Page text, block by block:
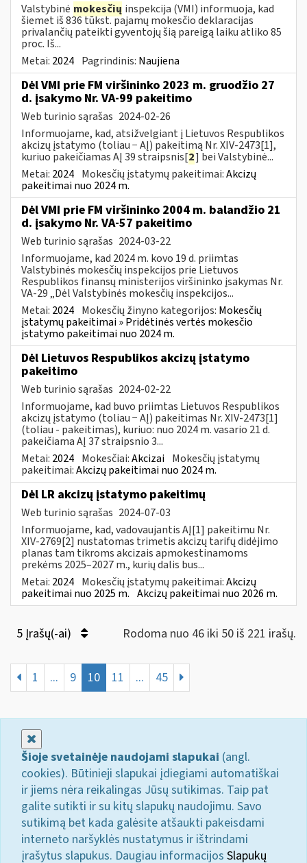
Valstybinė mokesčių inspekcija (VMI) informuoja, kad
šiemet iš 836 tūkst. pajamų mokesčio deklaracijas
privalančių pateikti gyventojų šią pareigą laiku atliko 85
proc. Iš...
Metai: 2024 Pagrindinis: Naujiena
Dėl VMI prie FM viršininko 2023 m. gruodžio 27
d. įsakymo Nr. VA-99 pakeitimo
Web turinio sąrašas 2024-02-26
Informuojame, kad, atsižvelgiant į Lietuvos Respublikos
akcizų įstatymo (toliau − AĮ) pakeitimą Nr. XIV-2473[1],
kuriuo pakeičiamas AĮ 39 straipsnis[2] bei Valstybinė...
Metai: 2024 Mokesčių įstatymų pakeitimai:Akcizų
pakeitimai nuo 2024 m.
Dėl VMI prie FM viršininko 2004 m. balandžio 21
d. įsakymo Nr. VA-57 pakeitimo
Web turinio sąrašas 2024-03-22
Informuojame, kad 2024 m. kovo 19 d. priimtas
Valstybinės mokesčių inspekcijos prie Lietuvos
Respublikos finansų ministerijos viršininko įsakymas Nr.
VA-29 „Dėl Valstybinės mokesčių inspekcijos...
Metai: 2024 Mokesčių žinyno kategorijos: Mokesčių
įstatymų pakeitimai » Pridėtinės vertės mokesčio
įstatymo pakeitimai nuo 2024 m.
Dėl Lietuvos Respublikos akcizų įstatymo
pakeitimo
Web turinio sąrašas 2024-02-22
Informuojame, kad buvo priimtas Lietuvos Respublikos
akcizų įstatymo (toliau − AĮ) pakeitimas Nr. XIV-2473[1]
(toliau - pakeitimas), kuriuo: nuo 2024 m. vasario 21 d.
pakeičiama AĮ 37 straipsnio 3...
Metai: 2024 Mokesčiai:Akcizai Mokesčių įstatymų
pakeitimai:Akcizų pakeitimai nuo 2024 m.
Dėl LR akcizų įstatymo pakeitimų
Web turinio sąrašas 2024-07-03
Informuojame, kad, vadovaujantis AĮ[1] pakeitimu Nr.
XIV-2769[2] nustatomas trimetis akcizų tarifų didėjimo
planas tam tikroms akcizais apmokestinamoms
prekėms 2025–2027 m., kurių dalis bus...
Metai: 2024 Mokesčių įstatymų pakeitimai:Akcizų
pakeitimai nuo 2025 m. Akcizų pakeitimai nuo 2026 m.
5 Įrašų(-ai) Rodoma nuo 46 iki 50 iš 221 irašų.
1 ... 9 10 11 ... 45
Šioje svetainėje naudojami slapukai (angl.
cookies). Būtinieji slapukai įdiegiami automatiškai
ir jiems nėra reikalingas Jūsų sutikimas. Taip pat
galite sutikti ir su kitų slapukų naudojimu. Savo
sutikimą bet kada galėsite atšaukti pakeisdami
interneto naršyklės nustatymus ir ištrindami
įrašytus slapukus. Daugiau informacijos Slapukų